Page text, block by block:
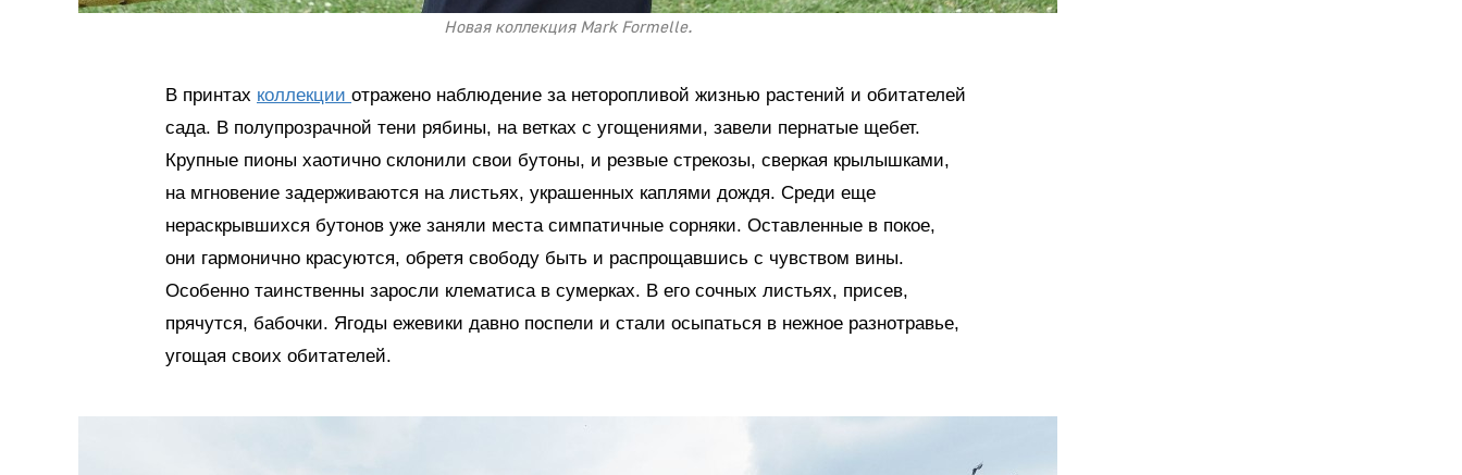
Новая коллекция Mark Formelle.
В принтах коллекции отражено наблюдение за неторопливой жизнью растений и обитателей
сада. В полупрозрачной тени рябины, на ветках с угощениями, завели пернатые щебет.
Крупные пионы хаотично склонили свои бутоны, и резвые стрекозы, сверкая крылышками,
на мгновение задерживаются на листьях, украшенных каплями дождя. Среди еще
нераскрывшихся бутонов уже заняли места симпатичные сорняки. Оставленные в покое,
они гармонично красуются, обретя свободу быть и распрощавшись с чувством вины.
Особенно таинственны заросли клематиса в сумерках. В его сочных листьях, присев,
прячутся, бабочки. Ягоды ежевики давно поспели и стали осыпаться в нежное разнотравье,
угощая своих обитателей.